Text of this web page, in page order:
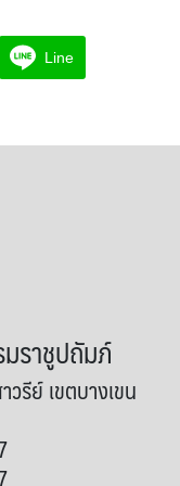
Line
ราชูปถัมภ์
รีย์ เขตบางเขน